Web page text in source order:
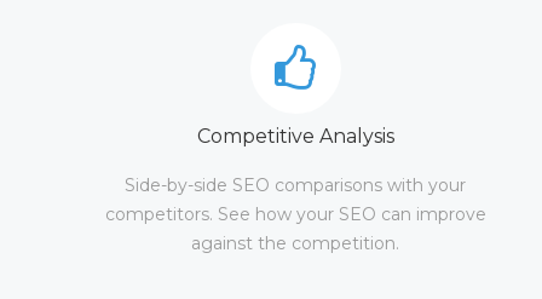
Competitive Analysis
Side-by-side SEO comparisons with your
competitors. See how your SEO can improve
against the competition.